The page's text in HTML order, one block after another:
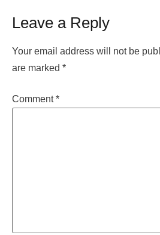
Leave a Reply
Your email address will not be
are marked *
Comment*